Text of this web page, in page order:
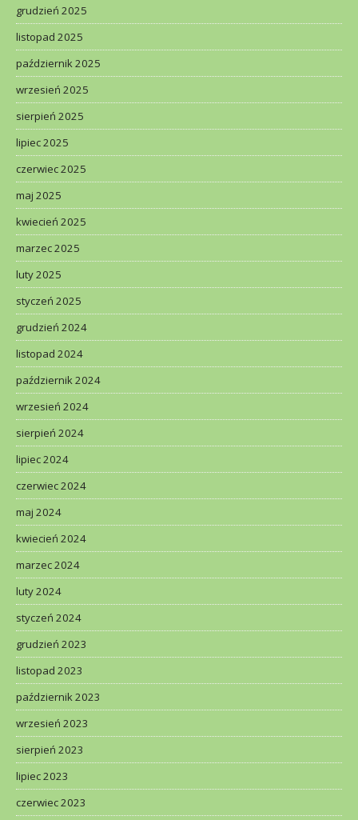
grudzień 2025
listopad 2025
październik 2025
wrzesień 2025
sierpień 2025
lipiec 2025
czerwiec 2025
maj 2025
kwiecień 2025
marzec 2025
luty 2025
styczeń 2025
grudzień 2024
listopad 2024
październik 2024
wrzesień 2024
sierpień 2024
lipiec 2024
czerwiec 2024
maj 2024
kwiecień 2024
marzec 2024
luty 2024
styczeń 2024
grudzień 2023
listopad 2023
październik 2023
wrzesień 2023
sierpień 2023
lipiec 2023
czerwiec 2023